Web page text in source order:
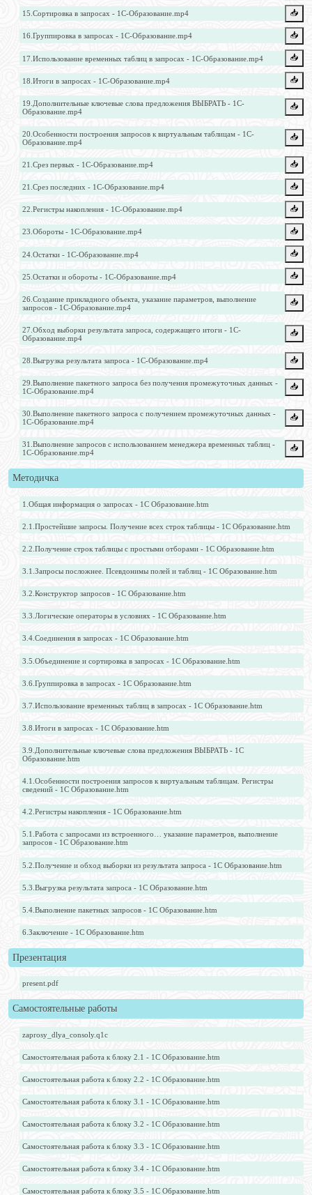
15.Сортировка в запросах - 1С-Образование.mp4 📥️
16.Группировка в запросах - 1С-Образование.mp4 📥️
17.Использование временных таблиц в запросах - 1С-Образование.mp4 📥️
18.Итоги в запросах - 1С-Образование.mp4 📥️
19.Дополнительные ключевые слова предложения ВЫБРАТЬ - 1С-
Образование.mp4
📥️
20.Особенности построения запросов к виртуальным таблицам - 1С-
Образование.mp4
📥️
21.Срез первых - 1С-Образование.mp4 📥️
21.Срез последних - 1С-Образование.mp4 📥️
22.Регистры накопления - 1С-Образование.mp4 📥️
23.Обороты - 1С-Образование.mp4 📥️
24.Остатки - 1С-Образование.mp4 📥️
25.Остатки и обороты - 1С-Образование.mp4 📥️
26.Создание прикладного объекта, указание параметров, выполнение
запросов - 1С-Образование.mp4
📥️
27.Обход выборки результата запроса, содержащего итоги - 1С-
Образование.mp4
📥️
28.Выгрузка результата запроса - 1С-Образование.mp4 📥️
29.Выполнение пакетного запроса без получения промежуточных данных -
1С-Образование.mp4
📥️
30.Выполнение пакетного запроса с получением промежуточных данных -
1С-Образование.mp4
📥️
31.Выполнение запросов с использованием менеджера временных таблиц -
1С-Образование.mp4
📥️
Методичка
1.Общая информация о запросах - 1С Образование.htm
2.1.Простейшие запросы. Получение всех строк таблицы - 1С Образование.htm
2.2.Получение строк таблицы с простыми отборами - 1С Образование.htm
3.1.Запросы посложнее. Псевдонимы полей и таблиц - 1С Образование.htm
3.2.Конструктор запросов - 1С Образование.htm
3.3.Логические операторы в условиях - 1С Образование.htm
3.4.Соединения в запросах - 1С Образование.htm
3.5.Объединение и сортировка в запросах - 1С Образование.htm
3.6.Группировка в запросах - 1С Образование.htm
3.7.Использование временных таблиц в запросах - 1С Образование.htm
3.8.Итоги в запросах - 1С Образование.htm
3.9.Дополнительные ключевые слова предложения ВЫБРАТЬ - 1С
Образование.htm
4.1.Особенности построения запросов к виртуальным таблицам. Регистры
сведений - 1С Образование.htm
4.2.Регистры накопления - 1С Образование.htm
5.1.Работа с запросами из встроенного… указание параметров, выполнение
запросов - 1С Образование.htm
5.2.Получение и обход выборки из результата запроса - 1С Образование.htm
5.3.Выгрузка результата запроса - 1С Образование.htm
5.4.Выполнение пакетных запросов - 1С Образование.htm
6.Заключение - 1С Образование.htm
Презентация
present.pdf
Самостоятельные работы
zaprosy_dlya_consoly.q1c
Самостоятельная работа к блоку 2.1 - 1С Образование.htm
Самостоятельная работа к блоку 2.2 - 1С Образование.htm
Самостоятельная работа к блоку 3.1 - 1С Образование.htm
Самостоятельная работа к блоку 3.2 - 1С Образование.htm
Самостоятельная работа к блоку 3.3 - 1С Образование.htm
Самостоятельная работа к блоку 3.4 - 1С Образование.htm
Самостоятельная работа к блоку 3.5 - 1С Образование.htm